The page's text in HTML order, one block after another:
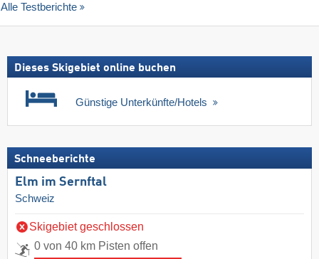
Alle Testberichte
Dieses Skigebiet online buchen
Günstige Unterkünfte/Hotels
Schneeberichte
Elm im Sernftal
Schweiz
Skigebiet geschlossen
0 von 40 km Pisten offen